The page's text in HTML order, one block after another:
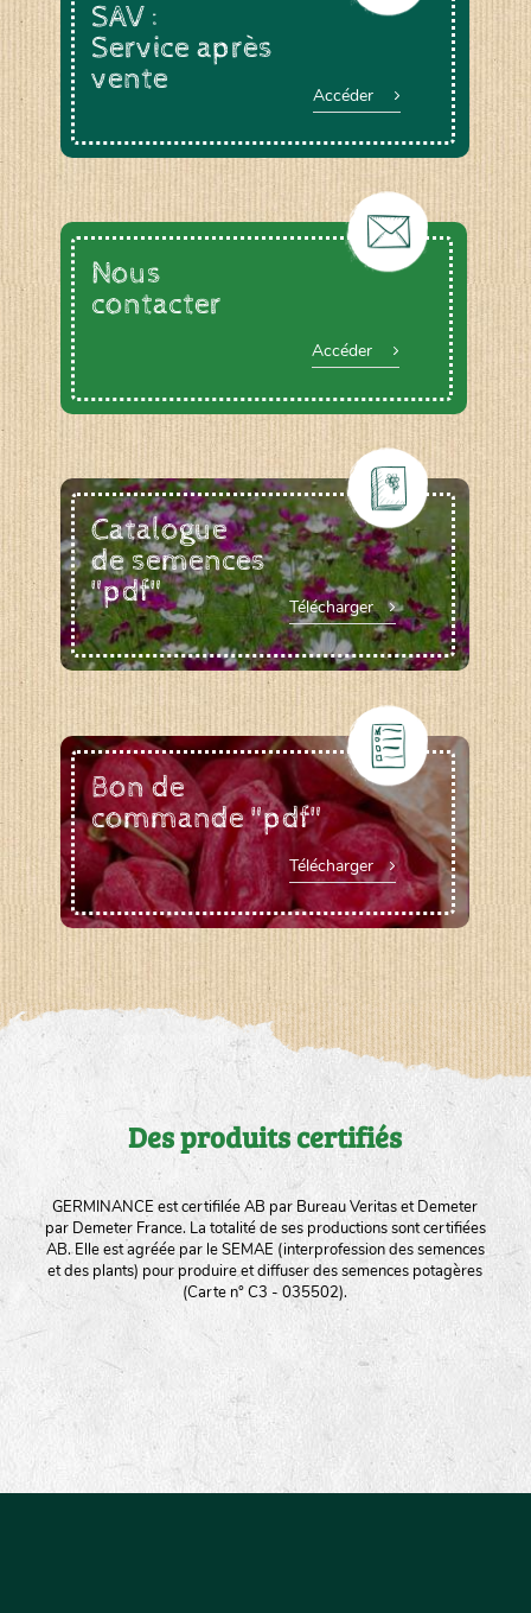
SAV :
Service après
vente
Accéder
Nous
contacter
Accéder
Catalogue
de semences
"pdf"
Télécharger
Bon de
commande "pdf"
Télécharger
Des produits certifiés
GERMINANCE est certifilée AB par Bureau Veritas et Demeter
par Demeter France. La totalité de ses productions sont certifiées
AB. Elle est agréée par le SEMAE (interprofession des semences
et des plants) pour produire et diffuser des semences potagères
(Carte n° C3 - 035502).